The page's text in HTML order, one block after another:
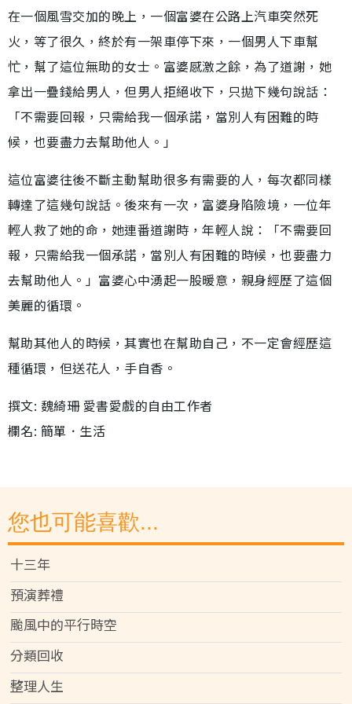
在一個風雪交加的晚上，一個富婆在公路上汽車突然死
火，等了很久，終於有一架車停下來，一個男人下車幫
忙，幫了這位無助的女士。富婆感激之餘，為了道謝，她
拿出一疊錢給男人，但男人拒絕收下，只拋下幾句說話：
「不需要回報，只需給我一個承諾，當別人有困難的時
候，也要盡力去幫助他人。」
這位富婆往後不斷主動幫助很多有需要的人，每次都同樣
轉達了這幾句說話。後來有一次，富婆身陷險境，一位年
輕人救了她的命，她連番道謝時，年輕人說：「不需要回
報，只需給我一個承諾，當別人有困難的時候，也要盡力
去幫助他人。」富婆心中湧起一股暖意，親身經歷了這個
美麗的循環。
幫助其他人的時候，其實也在幫助自己，不一定會經歷這
種循環，但送花人，手自香。
撰文: 魏綺珊 愛書愛戲的自由工作者
欄名: 簡單．生活
您也可能喜歡...
十三年
預演葬禮
颱風中的平行時空
分類回收
整理人生